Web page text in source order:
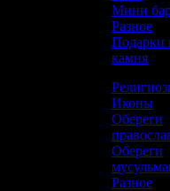
Мини
Разное
Подарки
камня
Иконы
Обереги
Обереги
Разное